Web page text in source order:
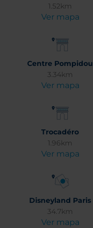
1.52km
Ver mapa
Centre Pompidou
3.34km
Ver mapa
Trocadéro
1.96km
Ver mapa
Disneyland Paris
34.7km
Ver mapa